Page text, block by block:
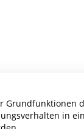
Grundfunktionen
in